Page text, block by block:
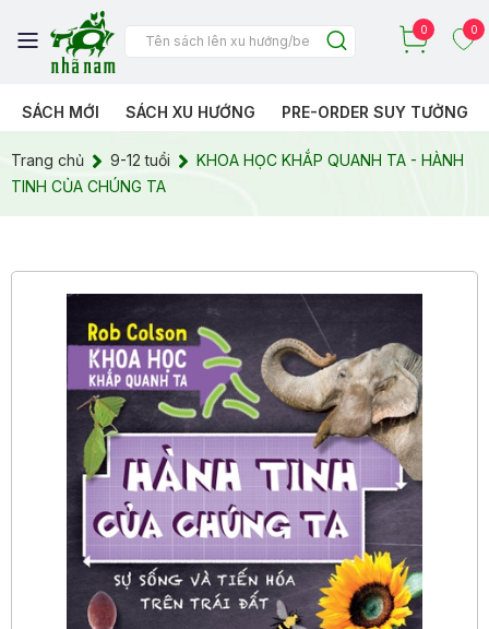
0 0
SÁCH MỚI SÁCH XU HƯỚNG PRE-ORDER SUY TƯỞNG
Trang chủ 9-12 tuổi
KHOA HỌC KHẮP QUANH TA - HÀNH
TINH CỦA CHÚNG TA